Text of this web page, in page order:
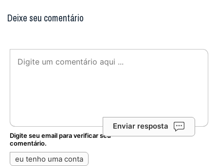
Deixe seu comentário
Enviar resposta
Digite seu email para verificar seu
comentário.
eu tenho uma conta